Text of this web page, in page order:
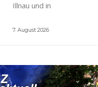
Illnau und in
7. August 2026